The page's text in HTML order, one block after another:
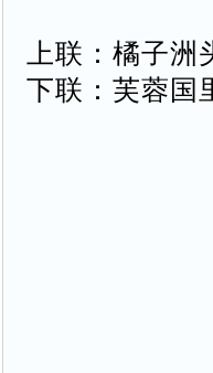
上联：橘子洲
下联：芙蓉国